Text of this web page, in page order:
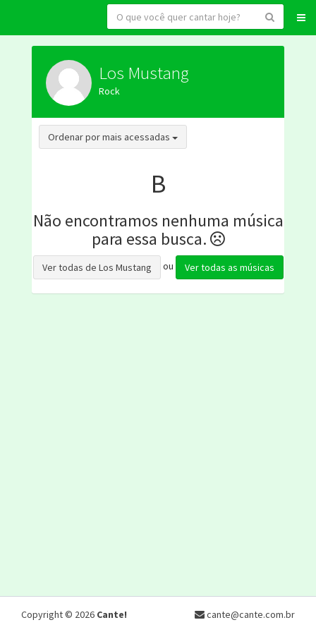
Los Mustang
Rock
Ordenar por mais acessadas Toggle Dropdown
B
Não encontramos nenhuma música
para essa busca.
Ver todas de Los Mustang ou Ver todas as músicas
Copyright © 2026 Cante! cante@cante.com.br